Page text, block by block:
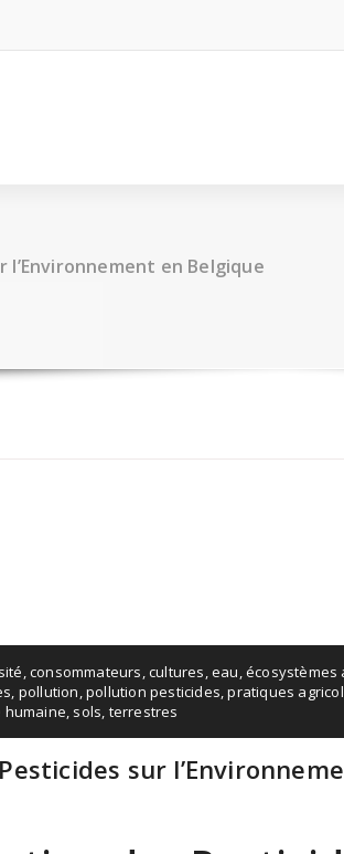
en Belgique
,consommateurs,cultures,eau,écosystèmes
, pollution,pollution pesticides,pratiques
humaine, sols, terrestres
sur